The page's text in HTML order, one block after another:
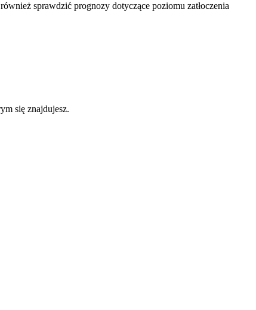
sprawdzić prognozy dotyczące poziomu zatłoczenia
się znajdujesz.